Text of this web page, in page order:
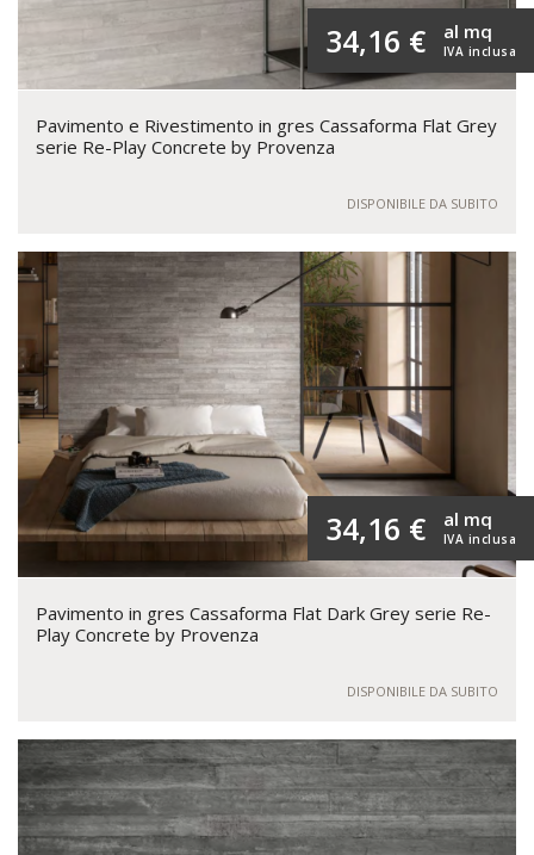
34,16 € IVA inclusa
al mq
Pavimento e Rivestimento in gres Cassaforma Flat Grey
serie Re-Play Concrete by Provenza
DISPONIBILE DA SUBITO
34,16 € IVA inclusa
al mq
Pavimento in gres Cassaforma Flat Dark Grey serie Re-
Play Concrete by Provenza
DISPONIBILE DA SUBITO